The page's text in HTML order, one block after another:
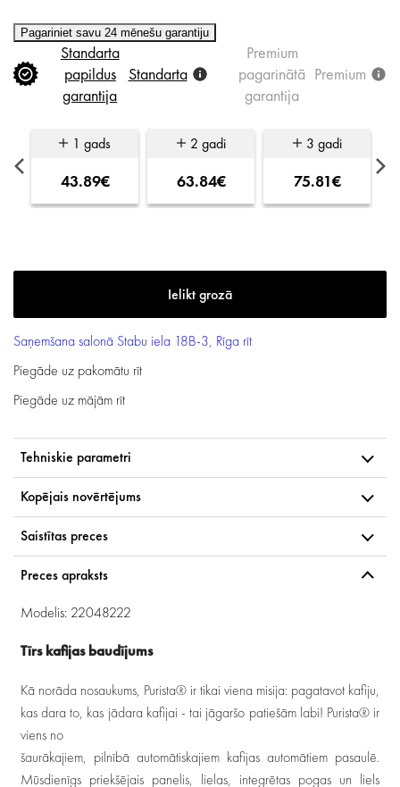
Pagariniet savu 24 mēnešu garantiju
Standarta
papildus
garantija
Standarta
Premium
pagarinātā
garantija
Premium
1 gads
43.89€
2 gadi
63.84€
3 gadi
75.81€
Saņemšana salonā Stabu iela 18B-3, Rīga rīt
Piegāde uz pakomātu rīt
Piegāde uz mājām rīt
Tehniskie parametri
Kopējais novērtējums
Saistītas preces
Preces apraksts
Modelis: 22048222
Tīrs kafijas baudījums
Kā norāda nosaukums, Purista® ir tikai viena misija: pagatavot kafiju,
kas dara to, kas jādara kafijai - tai jāgaršo patiešām labi! Purista® ir
viens no
šaurākajiem, pilnībā automātiskajiem kafijas automātiem pasaulē.
Mūsdienīgs priekšējais panelis, lielas, integrētas pogas un liels